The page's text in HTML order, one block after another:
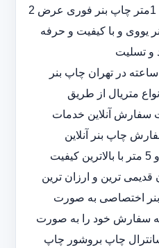
طراحی و چاپ بنر فوری عرض 1متر چاپ بنر فوری عرض 2
5 متر چاپ بنر یووی و با کیفیت و حرفه
و تسلیت
چاپ بنر تسلیت بنر تبلیغاتی 24 ساعته در تهران چاپ بنر
متریال از طریق
سفارش آنلاین خدمات
چاپ بنر آنلاین
درایران.چاپ بنر عرض 3.2 مترو 5 متر با بالاترین کیفیت
ترین و ارزان ترین
اختصاصی به صورت
که سفارش خود را به صورت
چاپ بروشور چاپ